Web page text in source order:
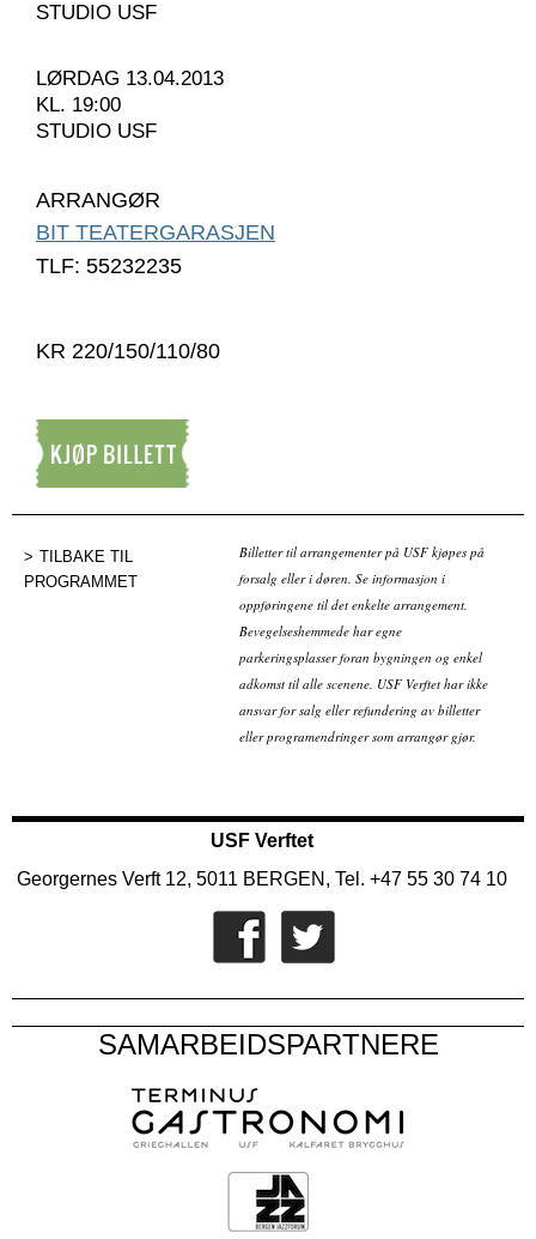
STUDIO USF
LØRDAG 13.04.2013
KL. 19:00
STUDIO USF
ARRANGØR
BIT TEATERGARASJEN
TLF: 55232235
KR 220/150/110/80
TILBAKE TIL
PROGRAMMET
Billetter til arrangementer på USF kjøpes på
forsalg eller i døren. Se informasjon i
oppføringene til det enkelte arrangement.
Bevegelseshemmede har egne
parkeringsplasser foran bygningen og enkel
adkomst til alle scenene. USF Verftet har ikke
ansvar for salg eller refundering av billetter
eller programendringer som arrangør gjør.
USF Verftet
Georgernes Verft 12, 5011 BERGEN, Tel. +47 55 30 74 10
SAMARBEIDSPARTNERE